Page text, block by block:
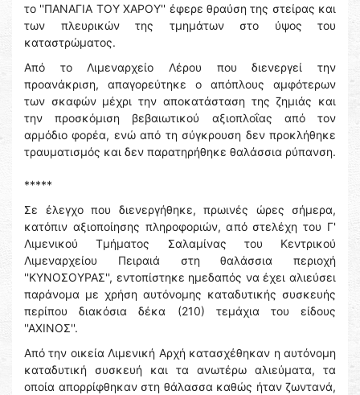
το ''ΠΑΝΑΓΙΑ ΤΟΥ ΧΑΡΟΥ'' έφερε θραύση της στείρας και
των πλευρικών της τμημάτων στο ύψος του
καταστρώματος.
Από το Λιμεναρχείο Λέρου που διενεργεί την
προανάκριση, απαγορεύτηκε ο απόπλους αμφότερων
των σκαφών μέχρι την αποκατάσταση της ζημιάς και
την προσκόμιση βεβαιωτικού αξιοπλοΐας από τον
αρμόδιο φορέα, ενώ από τη σύγκρουση δεν προκλήθηκε
τραυματισμός και δεν παρατηρήθηκε θαλάσσια ρύπανση.
*****
Σε έλεγχο που διενεργήθηκε, πρωινές ώρες σήμερα,
κατόπιν αξιοποίησης πληροφοριών, από στελέχη του Γ'
Λιμενικού Τμήματος Σαλαμίνας του Κεντρικού
Λιμεναρχείου Πειραιά στη θαλάσσια περιοχή
''ΚΥΝΟΣΟΥΡΑΣ'', εντοπίστηκε ημεδαπός να έχει αλιεύσει
παράνομα με χρήση αυτόνομης καταδυτικής συσκευής
περίπου διακόσια δέκα (210) τεμάχια του είδους
''ΑΧΙΝΟΣ''.
Από την οικεία Λιμενική Αρχή κατασχέθηκαν η αυτόνομη
καταδυτική συσκευή και τα ανωτέρω αλιεύματα, τα
οποία απορρίφθηκαν στη θάλασσα καθώς ήταν ζωντανά,